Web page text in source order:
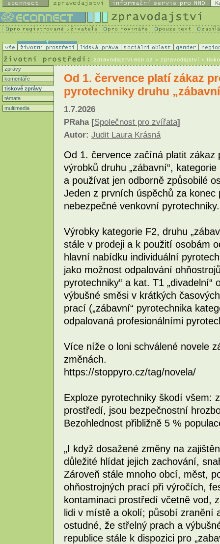
zpravodajstvi.ecn.cz > zpravodajství >
zprávy
komentáře
tiskové zprávy
témata
multimedia
Od 1. července platí zákaz
pyrotechniky druhu
1.7.2026
PRaha [Společnost pro zvířata]
Autor: Judit Laura Krásná
Od 1. července začíná platit
výrobků druhu „zábavní“,
a používat jen odborně způsobilé
Jeden z prvních úspěchů za
nebezpečné venkovní pyrotechniky.
Výrobky kategorie F2, druhu
stále v prodeji a k použití osobám
hlavní nabídku individuální
jako možnost odpalování
pyrotechniky“ a kat. T1
výbušné směsi v krátkých
prací („zábavní“ pyrotechnika
odpalovaná profesionálními
Více níže o loni schválené novele
změnách.
https://stoppyro.cz/tag/novela/
Exploze pyrotechniky škodí všem:
prostředí, jsou bezpečnostní
Bezohlednost přibližně 5 %
„I když dosažené změny na
důležité hlídat jejich zachování,
Zároveň stále mnoho obcí, měst,
ohňostrojných prací při výročích,
kontaminaci prostředí včetně vod,
lidi v místě a okolí; působí zranění
ostudné, že střelný prach a
republice stále k dispozici pro